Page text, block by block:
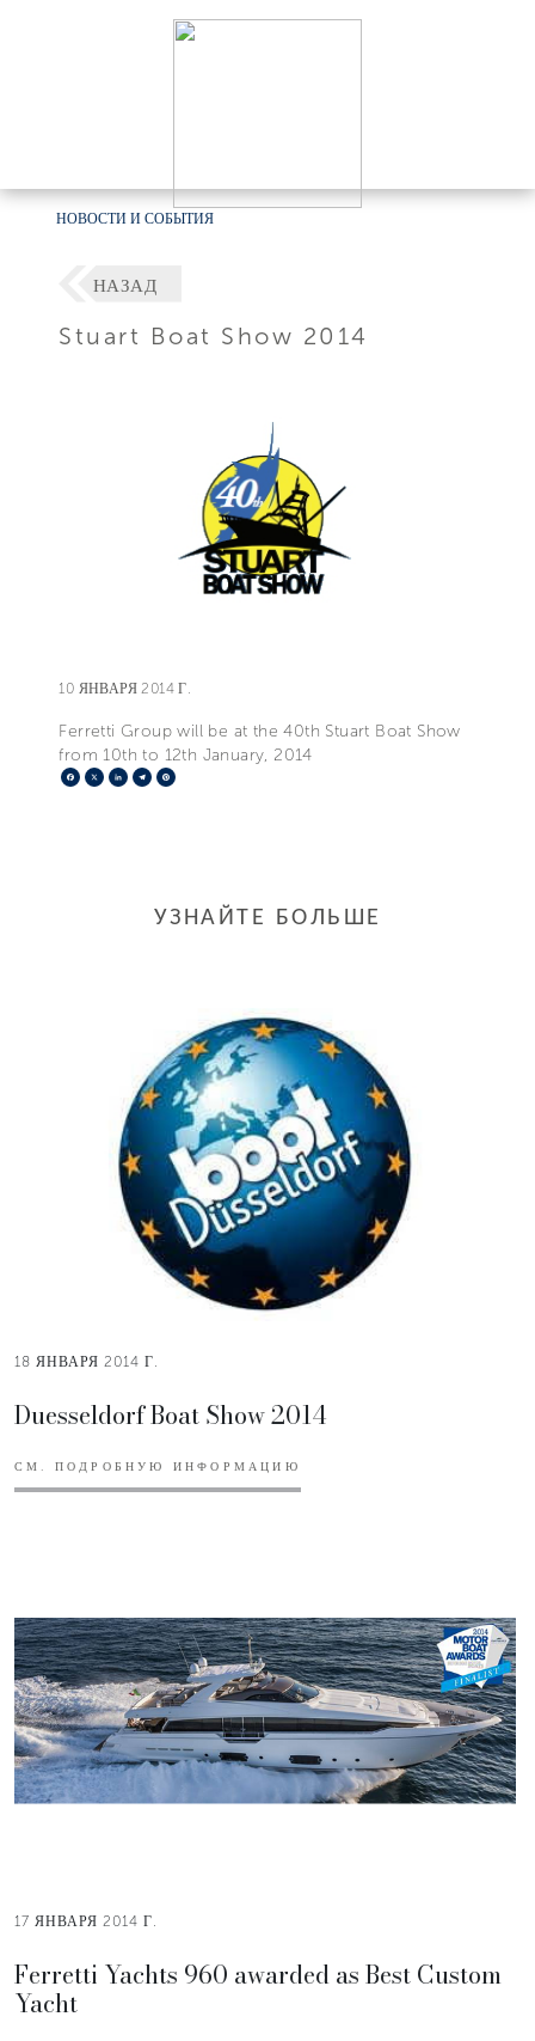
НОВОСТИ И СОБЫТИЯ
НАЗАД
Stuart Boat Show 2014
10 ЯНВАРЯ 2014 Г.
Ferretti Group will be at the 40th Stuart Boat Show
from 10th to 12th January, 2014
Facebook
X LinkedIn
Telegram
УЗНАЙТЕ БОЛЬШЕ
18 ЯНВАРЯ 2014 Г.
Duesseldorf Boat Show 2014
СМ. ПОДРОБНУЮ ИНФОРМАЦИЮ
17 ЯНВАРЯ 2014 Г.
Ferretti Yachts 960 awarded as Best Custom
Yacht